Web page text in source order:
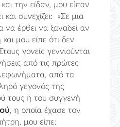
την είδαν, μου είπαν
και συνεχίζει: «Σε μια
να έρθει να ξαναδεί αν
μου είπε ότι δεν
γονείς γεννιούνται
από τις πρώτες
από τα
γεγονός της
τους ή του συγγενή
, η οποία έχασε τον
μου είπε: